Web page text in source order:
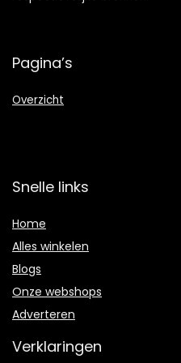
Pagina’s
Overzicht
Snelle links
Home
Alles winkelen
Blogs
Onze webshops
Adverteren
Verklaringen